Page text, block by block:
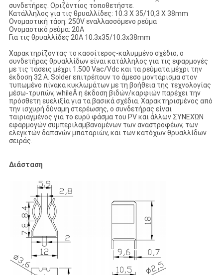
συνδετήρες. Οριζόντιος τοποθετήστε.
Κατάλληλος για τις θρυαλλίδες: 10.3 X 35/10,3 X 38mm
Ονομαστική τάση: 250V εναλλασσόμενο ρεύμα
Ονομαστικό ρεύμα: 20A
Για τις θρυαλλίδες 20A 10.3x35/10.3x38mm
Χαρακτηρίζοντας το κασσίτερος-καλυμμένο σχέδιο, ο
συνδετήρας θρυαλλίδων είναι κατάλληλος για τις εφαρμογές
με τις τάσεις μέχρι 1.500 Vac/Vdc και τα ρεύματα μέχρι την
έκδοση 32 Α. Solder επιτρέπουν το άμεσο μοντάρισμα στον
τυπωμένο πίνακα κυκλωμάτων με τη βοήθεια της τεχνολογίας
μέσω-τρυπών, whileÂ η έκδοση βιδών/καρφιών παρέχει την
πρόσθετη ευελιξία για τα βασικά σχέδια. Χαρακτηρισμένος από
την ισχυρή δύναμη στερέωσης, ο συνδετήρας είναι
ταιριαγμένος για το ευρύ φάσμα του PV και άλλων ΣΥΝΕΧΏΝ
εφαρμογών συμπεριλαμβανομένων των αναστροφέων, των
ελεγκτών δαπανών μπαταριών, και των κατόχων θρυαλλίδων
σειράς.
Διάσταση